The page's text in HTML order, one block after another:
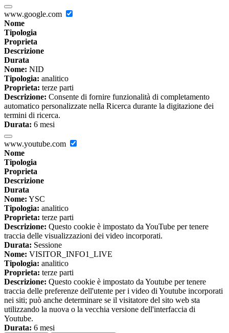
www.google.com
Nome
Tipologia
Proprieta
Descrizione
Durata
Nome: NID
Tipologia: analitico
Proprieta: terze parti
Descrizione: Consente di fornire funzionalità di completamento
automatico personalizzate nella Ricerca durante la digitazione dei
termini di ricerca.
Durata: 6 mesi
www.youtube.com
Nome
Tipologia
Proprieta
Descrizione
Durata
Nome: YSC
Tipologia: analitico
Proprieta: terze parti
Descrizione: Questo cookie è impostato da YouTube per tenere
traccia delle visualizzazioni dei video incorporati.
Durata: Sessione
Nome: VISITOR_INFO1_LIVE
Tipologia: analitico
Proprieta: terze parti
Descrizione: Questo cookie è impostato da Youtube per tenere
traccia delle preferenze dell'utente per i video di Youtube incorporati
nei siti; può anche determinare se il visitatore del sito web sta
utilizzando la nuova o la vecchia versione dell'interfaccia di
Youtube.
Durata: 6 mesi